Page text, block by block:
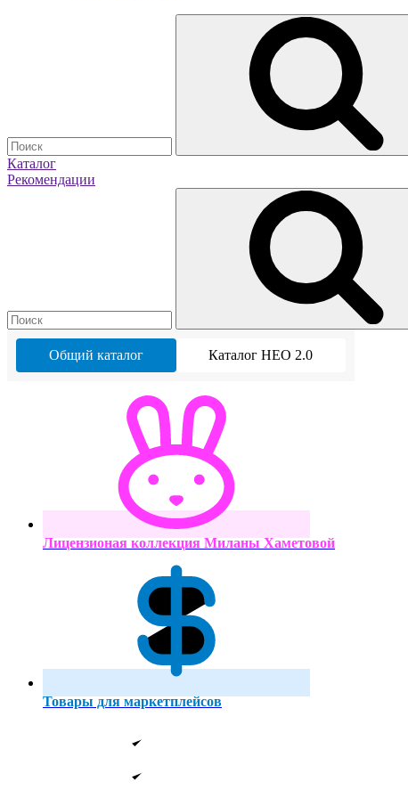
Каталог
Рекомендации
Общий каталог Каталог НЕО 2.0
Лицензионая коллекция Миланы Хаметовой
Товары для маркетплейсов